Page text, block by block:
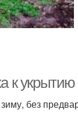
к укрытию
без